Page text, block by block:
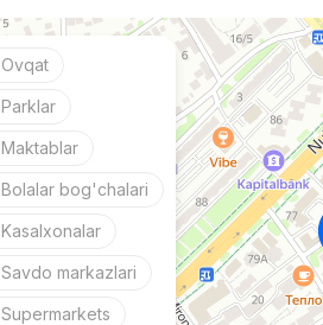
Ovqat
Parklar
Maktablar
Bolalar bog'chalari
Kasalxonalar
Savdo markazlari
Supermarkets